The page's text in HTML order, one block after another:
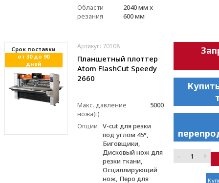
Области
резания
2040 мм x
600 мм
Cрок поставки
от 30 до 90
дней
Артикул: 70108
Планшетный плоттер
Atom FlashCut Speedy
2660
Макс. давление
ножа(г)
5000
Опции
V-cut для резки
под углом 45°,
Биговщики,
Дисковый нож для
резки ткани,
Осциллирующий
нож, Перо для
– +